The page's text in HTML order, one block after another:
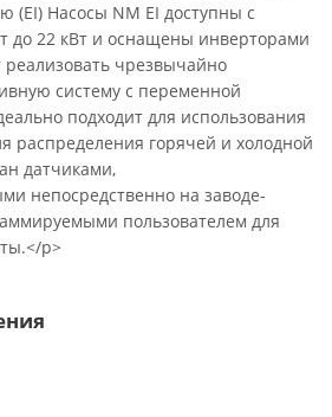
(EI) Насосы NM EI доступны с
до 22 кВт и оснащены инверторами
чрезвычайно
систему с переменной
подходит для использования
распределения горячей и холодной
датчиками,
непосредственно на заводе-
пользователем для
p>